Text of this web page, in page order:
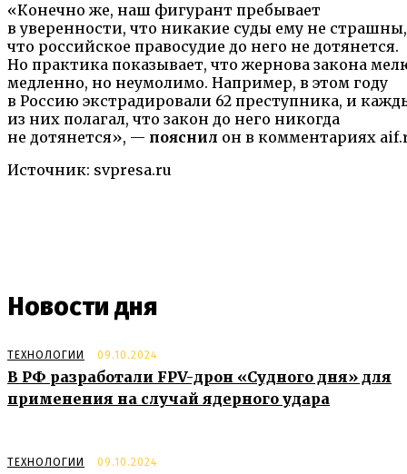
«Конечно же, наш фигурант пребывает
в уверенности, что никакие суды ему не страшны,
что российское правосудие до него не дотянется.
Но практика показывает, что жернова закона
медленно, но неумолимо. Например, в этом году
в Россию экстрадировали 62 преступника, и
из них полагал, что закон до него никогда
не дотянется», — пояснил он в комментариях
Источник: svpresa.ru
Новости дня
ТЕХНОЛОГИИ 09.10.2024
В РФ разработали FPV-дрон «Судного дня» для
применения на случай ядерного удара
ТЕХНОЛОГИИ 09.10.2024